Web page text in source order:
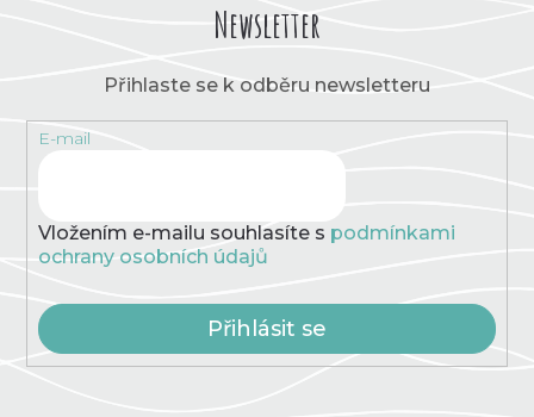
Newsletter
Přihlaste se k odběru newsletteru
E-mail
Vložením e-mailu souhlasíte s podmínkami
ochrany osobních údajů
Přihlásit se